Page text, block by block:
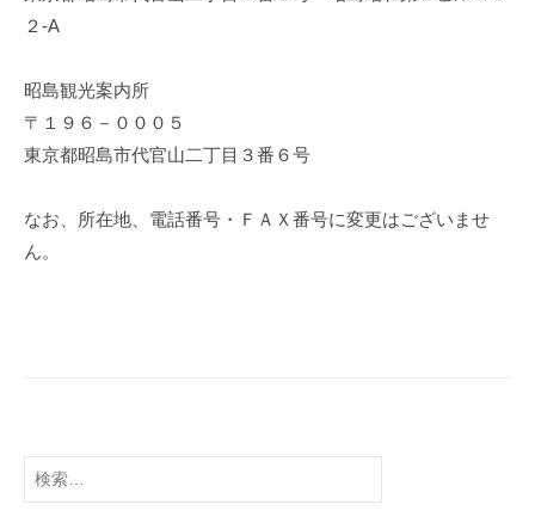
２-A
昭島観光案内所
〒１９６－０００５
東京都昭島市代官山二丁目３番６号
なお、所在地、電話番号・ＦＡＸ番号に変更はございませ
ん。
検
索: